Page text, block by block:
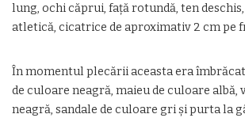
lung, ochi căprui, față rotundă, ten
atletică, cicatrice de aproximativ 2 cm pe
În momentul plecării aceasta era
de culoare neagră, maieu de culoare albă,
neagră, sandale de culoare gri și purta la